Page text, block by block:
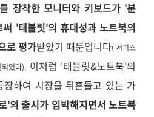
장착한 모니터와 키보드가 '분
'태블릿'의 휴대성과 노트북의
로 평가받았기 때문입니다('서피스
었다). 이처럼 '태블릿&노트북'의
하여 시장을 뒤흔들고 있는 가
'의 출시가 임박해지면서 노트북